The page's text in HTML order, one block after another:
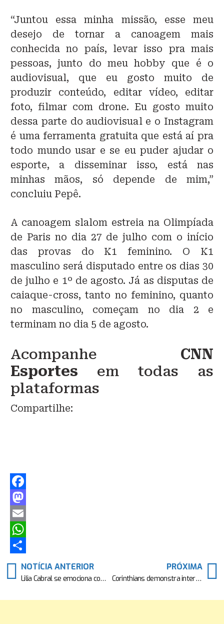
“Juntou essa minha missão, esse meu
desejo de tornar a canoagem mais
conhecida no país, levar isso pra mais
pessoas, junto do meu hobby que é o
audiovisual, que eu gosto muito de
produzir conteúdo, editar vídeo, editar
foto, filmar com drone. Eu gosto muito
dessa parte do audiovisual e o Instagram
é uma ferramenta gratuita que está aí pra
todo mundo usar e se eu puder ajudar o
esporte, a disseminar isso, está nas
minhas mãos, só depende de mim,”
concluiu Pepê.
A canoagem slalom estreia na Olimpíada
de Paris no dia 27 de julho com o início
das provas do K1 feminino. O K1
masculino será disputado entre os dias 30
de julho e 1º de agosto. Já as disputas de
caiaque-cross, tanto no feminino, quanto
no masculino, começam no dia 2 e
terminam no dia 5 de agosto.
Acompanhe CNN
Esportes em todas as
plataformas
Compartilhe:
Facebook
Mastodon
Email
WhatsApp
Share
NOTÍCIA ANTERIOR
Lilia Cabral se emociona com homenagem de Tony Ramos: “Inesquecível“
PRÓXIMA
Corinthians demonstra interesse em João Schmidt, do Santos